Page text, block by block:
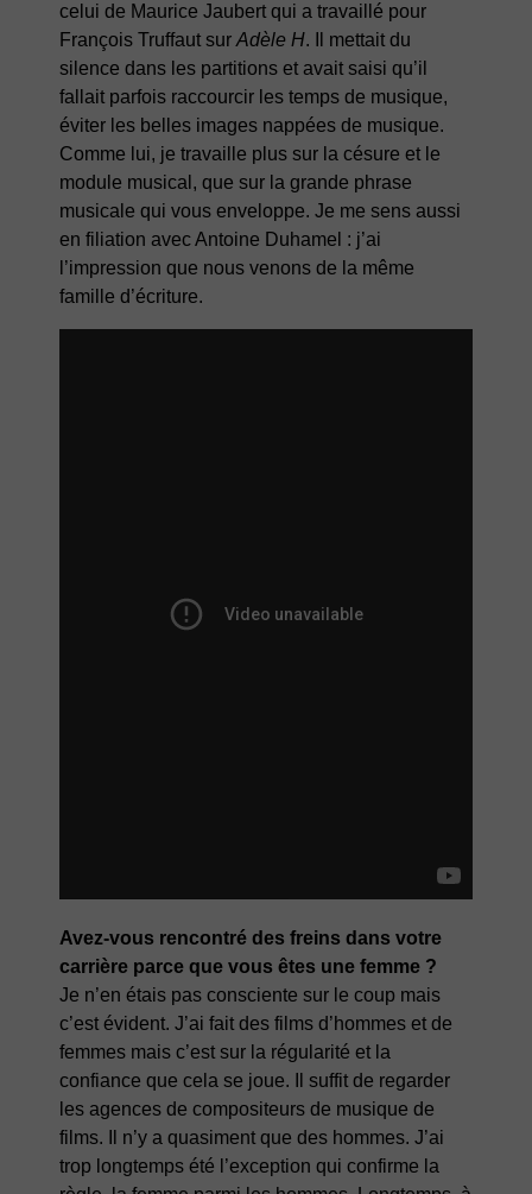
celui de Maurice Jaubert qui a travaillé pour
François Truffaut sur Adèle H. Il mettait du
silence dans les partitions et avait saisi qu’il
fallait parfois raccourcir les temps de musique,
éviter les belles images nappées de musique.
Comme lui, je travaille plus sur la césure et le
module musical, que sur la grande phrase
musicale qui vous enveloppe. Je me sens aussi
en filiation avec Antoine Duhamel : j’ai
l’impression que nous venons de la même
famille d’écriture.
Avez-vous rencontré des freins dans votre
carrière parce que vous êtes une femme ?
Je n’en étais pas consciente sur le coup mais
c’est évident. J’ai fait des films d’hommes et de
femmes mais c’est sur la régularité et la
confiance que cela se joue. Il suffit de regarder
les agences de compositeurs de musique de
films. Il n’y a quasiment que des hommes. J’ai
trop longtemps été l’exception qui confirme la